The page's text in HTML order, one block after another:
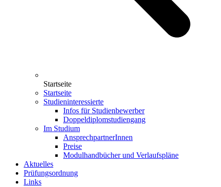
Startseite
Startseite
Studieninteressierte
Infos für Studienbewerber
Doppeldiplomstudiengang
Im Studium
AnsprechpartnerInnen
Preise
Modulhandbücher und Verlaufspläne
Aktuelles
Prüfungsordnung
Links